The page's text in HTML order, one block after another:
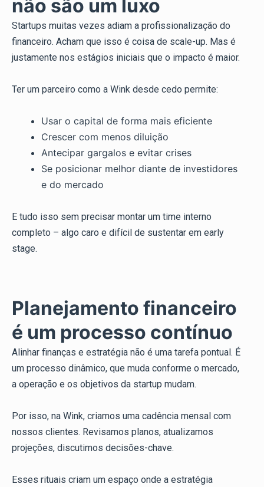
não são um luxo
Startups muitas vezes adiam a profissionalização do
financeiro. Acham que isso é coisa de scale-up. Mas é
justamente nos estágios iniciais que o impacto é maior.
Ter um parceiro como a Wink desde cedo permite:
Usar o capital de forma mais eficiente
Crescer com menos diluição
Antecipar gargalos e evitar crises
Se posicionar melhor diante de investidores
e do mercado
E tudo isso sem precisar montar um time interno
completo – algo caro e difícil de sustentar em early
stage.
Planejamento financeiro
é um processo contínuo
Alinhar finanças e estratégia não é uma tarefa pontual. É
um processo dinâmico, que muda conforme o mercado,
a operação e os objetivos da startup mudam.
Por isso, na Wink, criamos uma cadência mensal com
nossos clientes. Revisamos planos, atualizamos
projeções, discutimos decisões-chave.
Esses rituais criam um espaço onde a estratégia